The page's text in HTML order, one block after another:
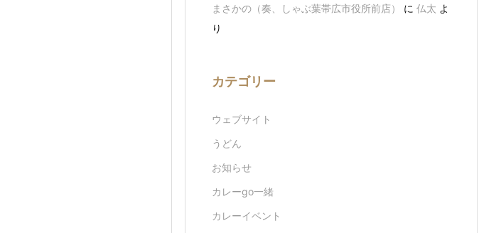
まさかの（奏、しゃぶ葉帯広市役所前店）
に 仏太 よ
り
カテゴリー
ウェブサイト
うどん
お知らせ
カレーgo一緒
カレーイベント